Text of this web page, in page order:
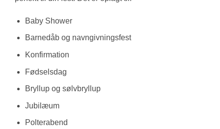
Baby Shower
Barnedåb og navngivningsfest
Konfirmation
Fødselsdag
Bryllup og sølvbryllup
Jubilæum
Polterabend